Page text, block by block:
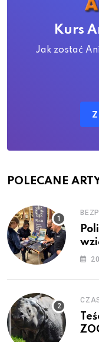
Kurs
Jak zostać
POLECANE